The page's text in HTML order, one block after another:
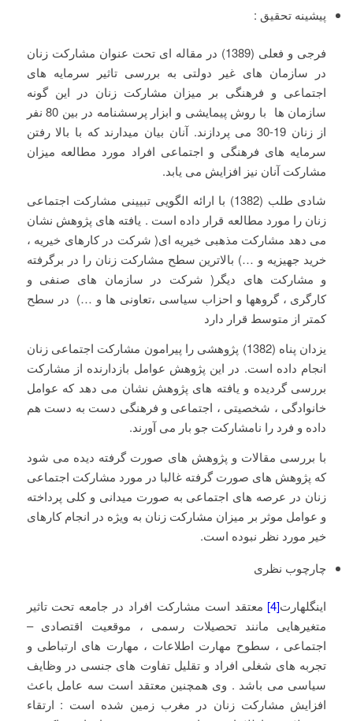
پیشینه تحقیق :
فرجی و فعلی (1389) در مقاله ای تحت عنوان مشارکت زنان
در سازمان های غیر دولتی به بررسی تاثیر سرمایه های
اجتماعی و فرهنگی بر میزان مشارکت زنان در این گونه
سازمان ها با روش پیمایشی و ابزار پرسشنامه در بین 80 نفر
از زنان 19-30 می پردازند. آنان بیان میدارند که با بالا رفتن
سرمایه های فرهنگی و اجتماعی افراد مورد مطالعه میزان
مشارکت آنان نیز افزایش می یابد.
شادی طلب (1382) با ارائه الگویی تبیینی مشارکت اجتماعی
زنان را مورد مطالعه قرار داده است . یافته های پژوهش نشان
می دهد مشارکت مذهبی خیریه ای( شرکت در کارهای خیریه ،
خرید جهیزیه و …) بالاترین سطح مشارکت زنان را در برگرفته
و مشارکت های دیگر( شرکت در سازمان های صنفی و
کارگری ، گروهها و احزاب سیاسی ،تعاونی ها و …) در سطح
کمتر از متوسط قرار دارد
یزدان پناه (1382) پژوهشی را پیرامون مشارکت اجتماعی زنان
انجام داده است. در این پژوهش عوامل بازدارنده از مشارکت
بررسی گردیده و یافته های پژوهش نشان می دهد که عوامل
خانوادگی ، شخصیتی ، اجتماعی و فرهنگی دست به دست هم
داده و فرد را نامشارکت‌‌‌‌‌‌‌‌‌‌‌‌‌‌‌‌‌‌‌‌‌‌‌‌‌‌‌‌‌‌‌‌‌‌‌‌‌‌‌‌‌ جو بار می آورند.
با بررسی مقالات و پژوهش های صورت گرفته دیده می شود
که پژوهش های صورت گرفته غالبا در مورد مشارکت اجتماعی
زنان در عرصه های اجتماعی به صورت میدانی و کلی پرداخته
و عوامل موثر بر میزان مشارکت زنان به ویژه در انجام کارهای
خیر مورد نظر نبوده است.
چارچوب نظری
اینگلهارت[4]
معتقد است مشارکت افراد در جامعه تحت تاثیر
متغیرهایی مانند تحصیلات رسمی ، موقعیت اقتصادی –
اجتماعی ، سطوح مهارت اطلاعات ، مهارت های ارتباطی و
تجربه های شغلی افراد و تقلیل تفاوت های جنسی در وظایف
سیاسی می باشد . وی همچنین معتقد است سه عامل باعث
افزایش مشارکت زنان در مغرب زمین شده است : ارتقاء